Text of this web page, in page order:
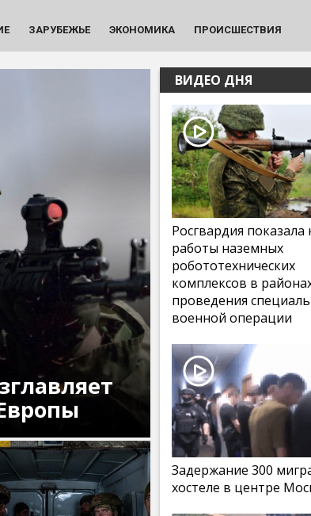
ЗАРУБЕЖЬЕ ЭКОНОМИКА ПРОИСШЕСТВИЯ
ВИДЕО ДНЯ
Росгвардия показала
работы наземных
робототехнических
комплексов в
проведения
военной операции
Задержание 300
хостеле в центре